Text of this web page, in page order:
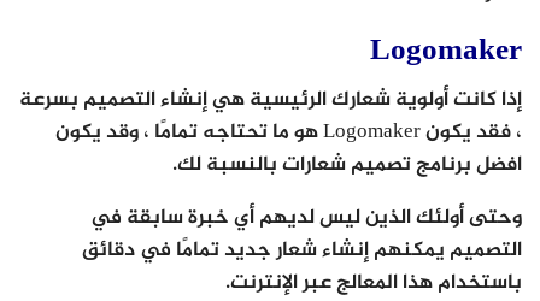
Logomaker
إذا كانت أولوية شعارك الرئيسية هي إنشاء التصميم بسرعة
، فقد يكون Logomaker هو ما تحتاجه تمامًا ، وقد يكون
افضل برنامج تصميم شعارات بالنسبة لك.
وحتى أولئك الذين ليس لديهم أي خبرة سابقة في
التصميم يمكنهم إنشاء شعار جديد تمامًا في دقائق
باستخدام هذا المعالج عبر الإنترنت.